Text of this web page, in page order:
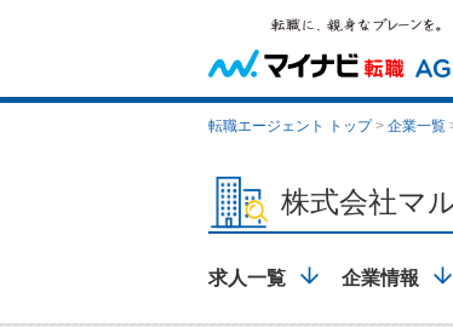
転職エージェント トップ> 企業一覧
株式会社マ
求人一覧 企業情報